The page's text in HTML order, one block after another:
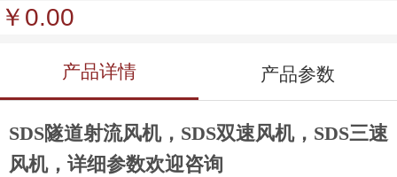
￥0.00
产品详情 产品参数
SDS隧道射流风机，SDS双速风机，SDS三速
风机，详细参数欢迎咨询